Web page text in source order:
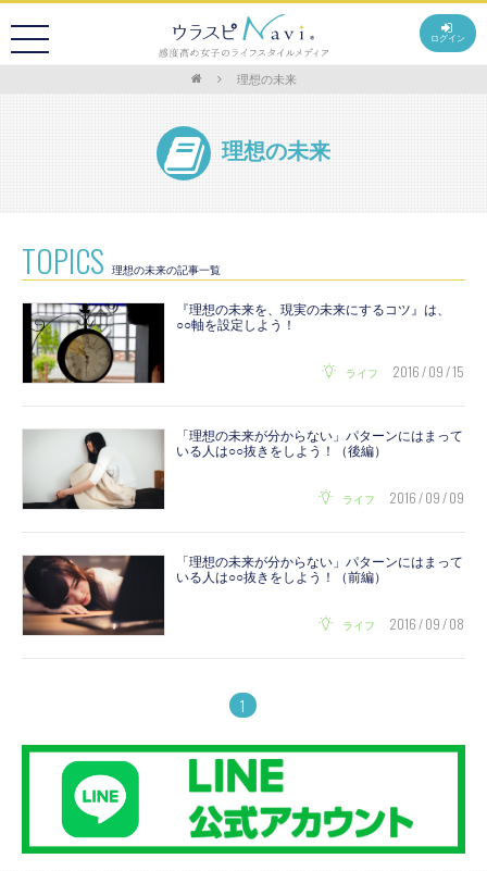
ログイン
理想の未来
理想の未来
TOPICS 理想の未来の記事一覧
『理想の未来を、現実の未来にするコツ』は、
○○軸を設定しよう！
ライフ 2016 / 09 / 15
「理想の未来が分からない」パターンにはまって
いる人は○○抜きをしよう！（後編）
ライフ 2016 / 09 / 09
「理想の未来が分からない」パターンにはまって
いる人は○○抜きをしよう！（前編）
ライフ 2016 / 09 / 08
1